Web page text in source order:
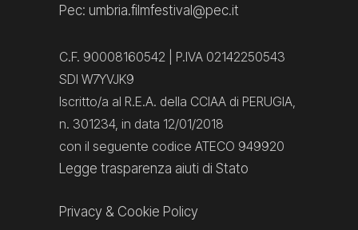
Pec: umbria.filmfestival@pec.it
C.F. 90008160542 | P.IVA 02142250543
SDI W7YVJK9
Iscritto/a al R.E.A. della CCIAA di PERUGIA,
n. 301234, in data 12/01/2018
con il seguente codice ATECO 949920
Legge trasparenza aiuti di Stato
Privacy & Cookie Policy